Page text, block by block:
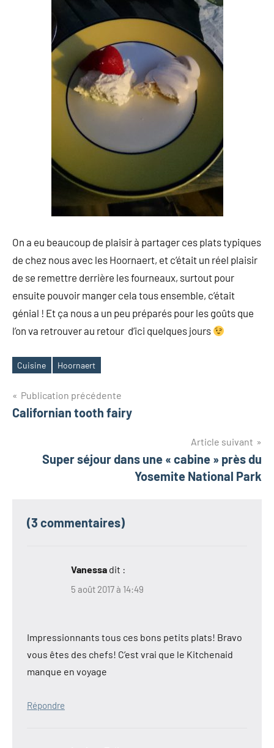
On a eu beaucoup de plaisir à partager ces plats typiques
de chez nous avec les Hoornaert, et c’était un réel plaisir
de se remettre derrière les fourneaux, surtout pour
ensuite pouvoir manger cela tous ensemble, c’était
génial ! Et ça nous a un peu préparés pour les goûts que
l’on va retrouver au retour d’ici quelques jours
Étiquettes
Cuisine Hoornaert
Navigation
de
Publication précédente
Californian tooth fairy
Article suivant
Super séjour dans une « cabine » près du
Yosemite National Park
(3 commentaires)
Vanessa dit :
5 août 2017 à 14:49
Impressionnants tous ces bons petits plats! Bravo
vous êtes des chefs! C’est vrai que le Kitchenaid
manque en voyage
Répondre